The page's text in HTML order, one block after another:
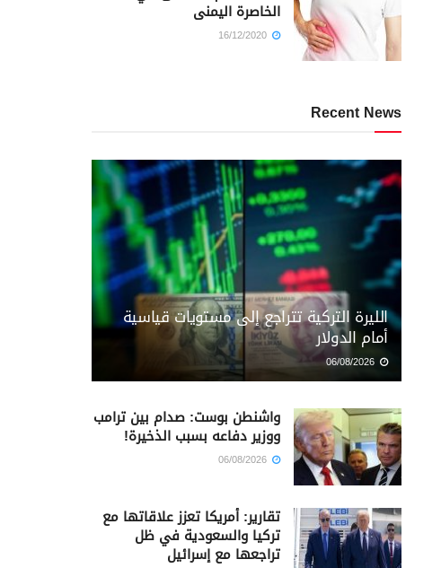
الخاصرة اليمنى
Recent News
الليرة التركية تتراجع إلى مستويات قياسية
أمام الدولار
واشنطن بوست: صدام بين ترامب
ووزير دفاعه بسبب الذخيرة!
تقارير: أمريكا تعزز علاقاتها مع
تركيا والسعودية في ظل
تراجعها مع إسرائيل